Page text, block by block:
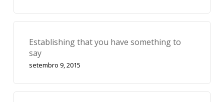
Establishing that you have something to
say
setembro 9, 2015